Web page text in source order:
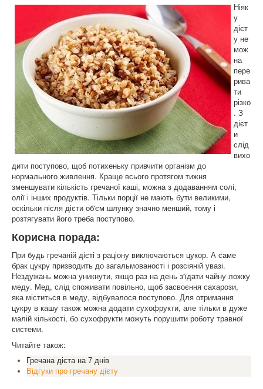
Ніяк
у
дієт
у не
мож
на
пере
рива
ти
різко
. З
дієт
и
слід
вихо
дити поступово, щоб потихеньку привчити організм до
нормального живлення. Краще всього протягом тижня
зменшувати кількість гречаної каші, можна з додаванням солі,
олії і інших продуктів. Тільки порції не мають бути великими,
оскільки після дієти об'єм шлунку значно менший, тому і
розтягувати його треба поступово.
Корисна порада:
При будь гречаній дієті з раціону виключаються цукор. А саме
брак цукру призводить до загальмованості і розсіяній увазі.
Нездужань можна уникнути, якщо раз на день з'їдати чайну ложку
меду. Мед, слід споживати повільно, щоб засвоєння сахарози,
яка міститься в меду, відбувалося поступово. Для отримання
цукру в кашу також можна додати сухофрукти, але тільки в дуже
малій кількості, бо сухофрукти можуть порушити роботу травної
системи.
Читайте також:
Гречана дієта на 7 днів
Відгуки про гречану дієту